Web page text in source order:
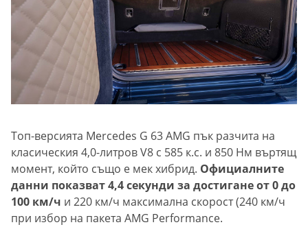
Топ-версията Mercedes G 63 AMG пък разчита на
класическия 4,0-литров V8 с 585 к.с. и 850 Нм въртящ
момент, който също е мек хибрид. Официалните
данни показват 4,4 секунди за достигане от 0 до
100 км/ч и 220 км/ч максимална скорост (240 км/ч
при избор на пакета AMG Performance.